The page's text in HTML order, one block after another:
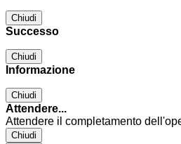
Chiudi
Successo
Chiudi
Informazione
Chiudi
Attendere...
Attendere il completamento
Chiudi